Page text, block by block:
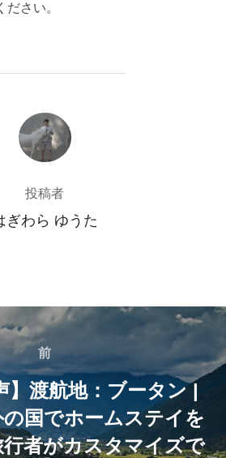
さい。
投稿者
投稿者
ぎわら ゆうた
前
前
】渡航地：ブータン |
国でホームステイを
者がカスタマイズで